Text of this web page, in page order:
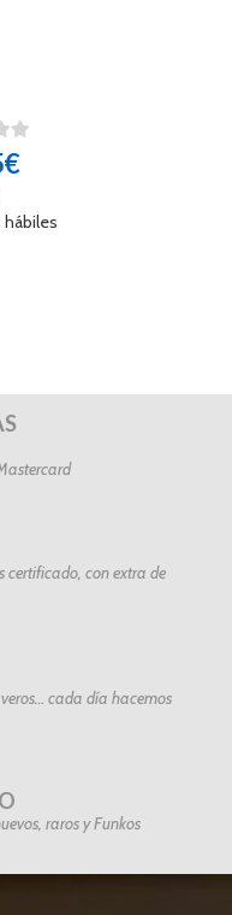
hábiles
certificado, con extra de
cada día hacemos
raros y Funkos